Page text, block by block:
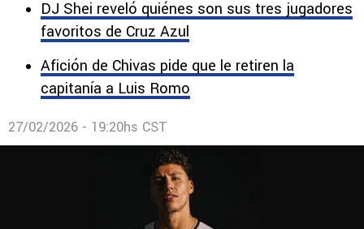
DJ Shei reveló quiénes son sus tres jugadores
favoritos de Cruz Azul
Afición de Chivas pide que le retiren la
capitanía a Luis Romo
27/02/2026 - 19:20hs CST